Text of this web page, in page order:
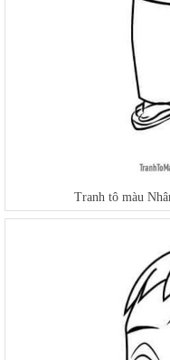
Tranh tô màu